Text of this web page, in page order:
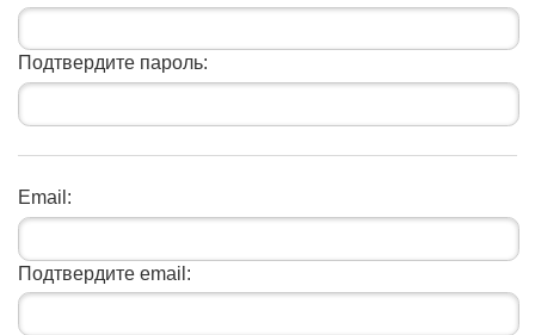
Подтвердите пароль:
Email:
Подтвердите email: